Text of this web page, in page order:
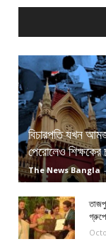
বিচারপতি যখন
পেরোলেও শিক্ষকের
The News Bangla -